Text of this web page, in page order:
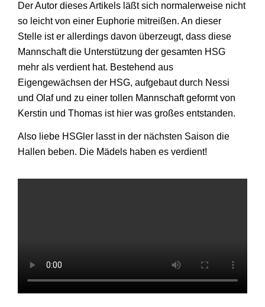
Der Autor dieses Artikels läßt sich normalerweise nicht
so leicht von einer Euphorie mitreißen. An dieser
Stelle ist er allerdings davon überzeugt, dass diese
Mannschaft die Unterstützung der gesamten HSG
mehr als verdient hat. Bestehend aus
Eigengewächsen der HSG, aufgebaut durch Nessi
und Olaf und zu einer tollen Mannschaft geformt von
Kerstin und Thomas ist hier was großes entstanden.
Also liebe HSGler lasst in der nächsten Saison die
Hallen beben. Die Mädels haben es verdient!